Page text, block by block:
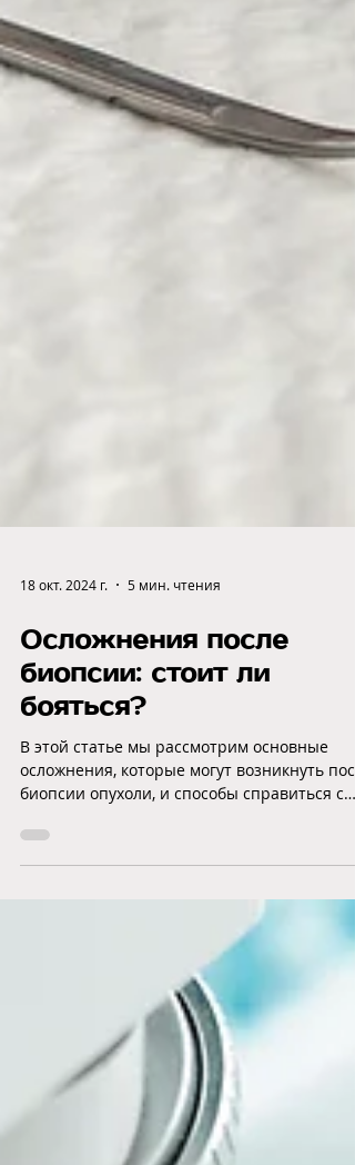
Осложнения после
биопсии: стоит ли
бояться?
В этой статье мы рассмотрим основные
осложнения, которые могут возникнуть
биопсии опухоли, и способы справиться с